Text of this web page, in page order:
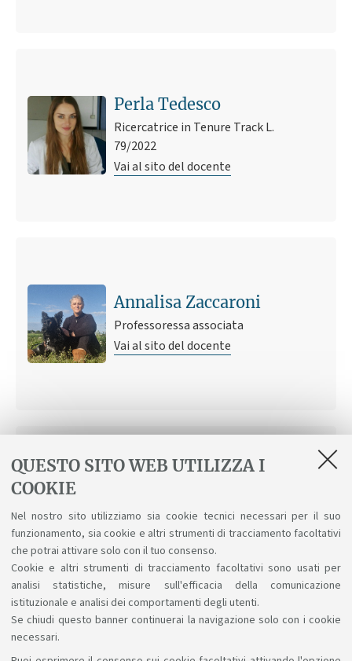
QUESTO SITO WEB UTILIZZA I
COOKIE
Nel nostro sito utilizziamo sia cookie tecnici necessari per il suo
funzionamento, sia cookie e altri strumenti di tracciamento facoltativi
che potrai attivare solo con il tuo consenso.
Cookie e altri strumenti di tracciamento facoltativi sono usati per
analisi statistiche, misure sull'efficacia della comunicazione
istituzionale e analisi dei comportamenti degli utenti.
Se chiudi questo banner continuerai la navigazione solo con i cookie
necessari.
Perla Tedesco
Ricercatrice in Tenure Track L.
79/2022
Vai al sito del docente
Annalisa Zaccaroni
Professoressa associata
Vai al sito del docente
Professore ordinario
Vai al sito del docente